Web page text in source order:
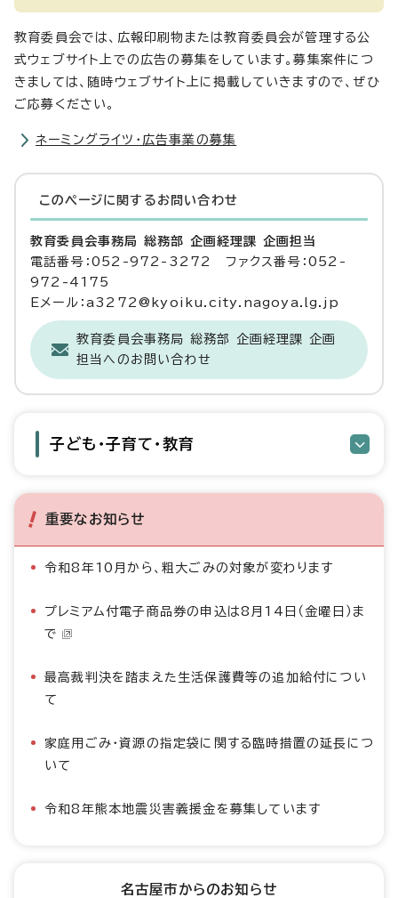
教育委員会では、広報印刷物または教育委員会が管理する公
式ウェブサイト上での広告の募集をしています。募集案件につ
きましては、随時ウェブサイト上に掲載していきますので、ぜひ
ご応募ください。
ネーミングライツ・広告事業の募集
このページに関する お問い合わせ
教育委員会事務局 総務部 企画経理課 企画担当
電話番号：052-972-3272 ファクス番号：052-
972-4175
Eメール：a3272@kyoiku.city.nagoya.lg.jp
教育委員会事務局 総務部 企画経理課 企画
担当へのお問い合わせ
子ども・子育て・教育
重要なお知らせ
令和8年10月から、粗大ごみの対象が変わります
プレミアム付電子商品券の申込は8月14日（金曜日）ま
で
最高裁判決を踏まえた生活保護費等の追加給付につい
て
家庭用ごみ・資源の指定袋に関する臨時措置の延長につ
いて
令和8年熊本地震災害義援金を募集しています
名古屋市からのお知らせ